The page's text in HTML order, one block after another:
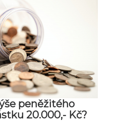
peněžitého
20.000,- Kč?